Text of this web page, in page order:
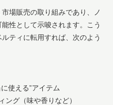
場販売の取り組みであり、ノ
性として示唆されます。こう
ティに転用すれば、次のよう
使える”アイテム
ング（味や香りなど）